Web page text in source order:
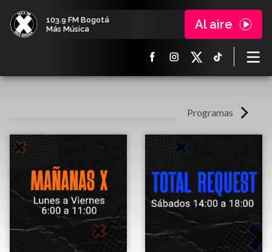
103.9 FM Bogotá
Más Música
Al aire
Programas